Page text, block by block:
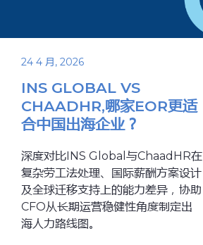
24 4 月, 2026
INS GLOBAL VS
CHAADHR,哪家EOR更适
合中国出海企业？
深度对比INS Global与ChaadHR在
复杂劳工法处理、国际薪酬方案设计
及全球迁移支持上的能力差异，协助
CFO从长期运营稳健性角度制定出
海人力路线图。